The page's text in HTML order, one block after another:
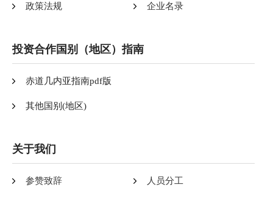
政策法规 企业名录
投资合作国别（地区）指南
赤道几内亚指南pdf版
其他国别(地区)
关于我们
参赞致辞 人员分工